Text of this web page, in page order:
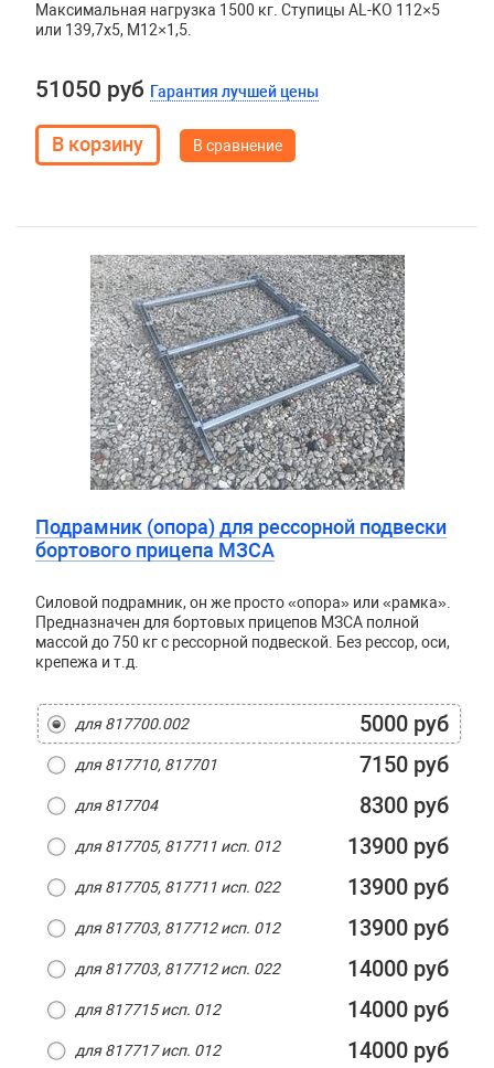
Максимальная нагрузка 1500 кг. Ступицы AL-KO 112×5
или 139,7х5, М12×1,5.
51050 руб Гарантия лучшей цены
В сравнение
Подрамник (опора) для рессорной подвески
бортового прицепа МЗСА
Силовой подрамник, он же просто «опора» или «рамка».
Предназначен для бортовых прицепов МЗСА полной
массой до 750 кг с рессорной подвеской. Без рессор, оси,
крепежа и т.д.
для 817700.002 5000 руб
для 817710, 817701 7150 руб
для 817704 8300 руб
для 817705, 817711 исп. 012 13900 руб
для 817705, 817711 исп. 022 13900 руб
для 817703, 817712 исп. 012 13900 руб
для 817703, 817712 исп. 022 14000 руб
для 817715 исп. 012 14000 руб
для 817717 исп. 012 14000 руб